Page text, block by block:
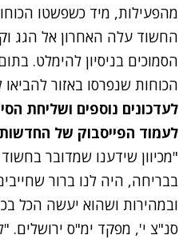
מהפעילות, מיד כשפשטו
החשוד עלה האחרון אל הגג
הסמוכים בניסיון להימלט.
הכוחות שנפרסו באזור
לעדכונים נוספים ושליחת
לעמוד הפייסבוק של החדשות
"מכיוון שידענו שמדובר
בבריחה, היה לנו ברור
ובמהירות ושהוא יעשה הכל
סנ"צ י', מפקד ימ"ס ירושלים.